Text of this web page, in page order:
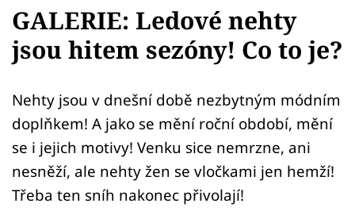
Témata
Showbyznys
Youtubeři
Virály
GALERIE: Ledové nehty
jsou hitem sezóny! Co to je?
Nehty jsou v dnešní době nezbytným módním
doplňkem! A jako se mění roční období, mění
se i jejich motivy! Venku sice nemrzne, ani
nesněží, ale nehty žen se vločkami jen hemží!
Třeba ten sníh nakonec přivolají!